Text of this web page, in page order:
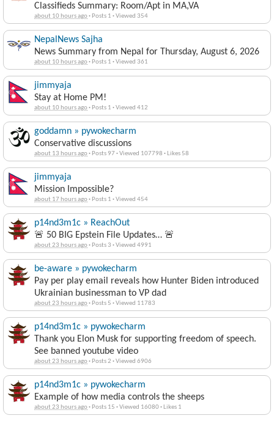
Classifieds Summary: Room/Apt in MA,VA
about 10 hours ago· Posts 1 ·Viewed 354
NepalNews Sajha
News Summary from Nepal for Thursday, August 6, 2026
about 10 hours ago· Posts 1 ·Viewed 361
jimmyaja
Stay at Home PM!
about 10 hours ago· Posts 1 ·Viewed 412
goddamn » pywokecharm
Conservative discussions
about 13 hours ago· Posts 97 ·Viewed 107798 · Likes 58
jimmyaja
Mission Impossible?
about 17 hours ago· Posts 1 ·Viewed 454
p14nd3m1c » ReachOut
🚨 50 BIG Epstein File Updates… 🚨
about 23 hours ago· Posts 3 ·Viewed 4991
be-aware » pywokecharm
Pay per play email reveals how Hunter Biden introduced
Ukrainian businessman to VP dad
about 23 hours ago· Posts 5 ·Viewed 11783
p14nd3m1c » pywokecharm
Thank you Elon Musk for supporting freedom of speech.
See banned youtube video
about 23 hours ago· Posts 2 ·Viewed 6906
p14nd3m1c » pywokecharm
Example of how media controls the sheeps
about 23 hours ago· Posts 15 ·Viewed 16080· Likes 1